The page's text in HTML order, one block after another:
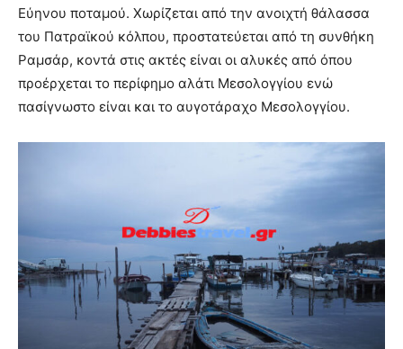
Εύηνου ποταμού. Χωρίζεται από την ανοιχτή θάλασσα
του Πατραϊκού κόλπου, προστατεύεται από τη συνθήκη
Ραμσάρ, κοντά στις ακτές είναι οι αλυκές από όπου
προέρχεται το περίφημο αλάτι Μεσολογγίου ενώ
πασίγνωστο είναι και το αυγοτάραχο Μεσολογγίου.